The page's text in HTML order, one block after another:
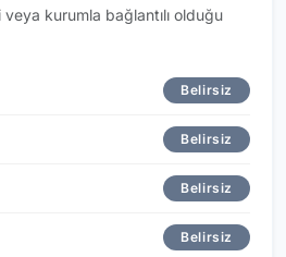
veya kurumla bağlantılı olduğu
Belirsiz
Belirsiz
Belirsiz
Belirsiz